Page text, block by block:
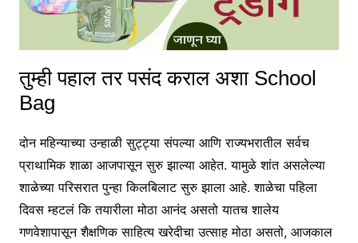
तुम्ही पहाल तर पसंद कराल अशा School
Bag
दोन महिन्याच्या उन्हाळी सुट्ट्या संपल्या आणि राज्यभरातील सर्वच
प्राथामिक शाळा आजपासून सुरु झाल्या आहेत. यामुळे शांत असलेल्या
शाळेच्या परिसरात पुन्हा किलबिलाट सुरु झाला आहे. शाळेचा पहिला
दिवस म्हटलं कि तयारीला मोठा आनंद असतो यातच शालेय
गणवेशापासून शैक्षणिक साहित्य खरेदीचा उत्साह मोठा असतो, आजकाल